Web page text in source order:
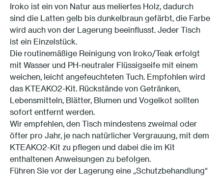
Iroko ist ein von Natur aus meliertes Holz, dadurch
sind die Latten gelb bis dunkelbraun gefärbt, die Farbe
wird auch von der Lagerung beeinflusst. Jeder Tisch
ist ein Einzelstück.
Die routinemäßige Reinigung von Iroko/Teak erfolgt
mit Wasser und PH-neutraler Flüssigseife mit einem
weichen, leicht angefeuchteten Tuch. Empfohlen wird
das KTEAKO2-Kit. Rückstände von Getränken,
Lebensmitteln, Blätter, Blumen und Vogelkot sollten
sofort entfernt werden.
Wir empfehlen, den Tisch mindestens zweimal oder
öfter pro Jahr, je nach natürlicher Vergrauung, mit dem
KTEAKO2-Kit zu pflegen und dabei die im Kit
enthaltenen Anweisungen zu befolgen.
Führen Sie vor der Lagerung eine „Schutzbehandlung“